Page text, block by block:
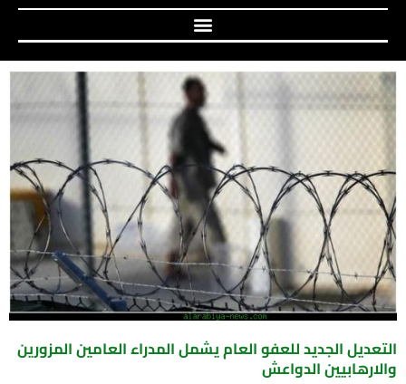
التعديل الجديد للعفو العام يشمل المدراء العامين المزورين
والارهابيين الدواعش